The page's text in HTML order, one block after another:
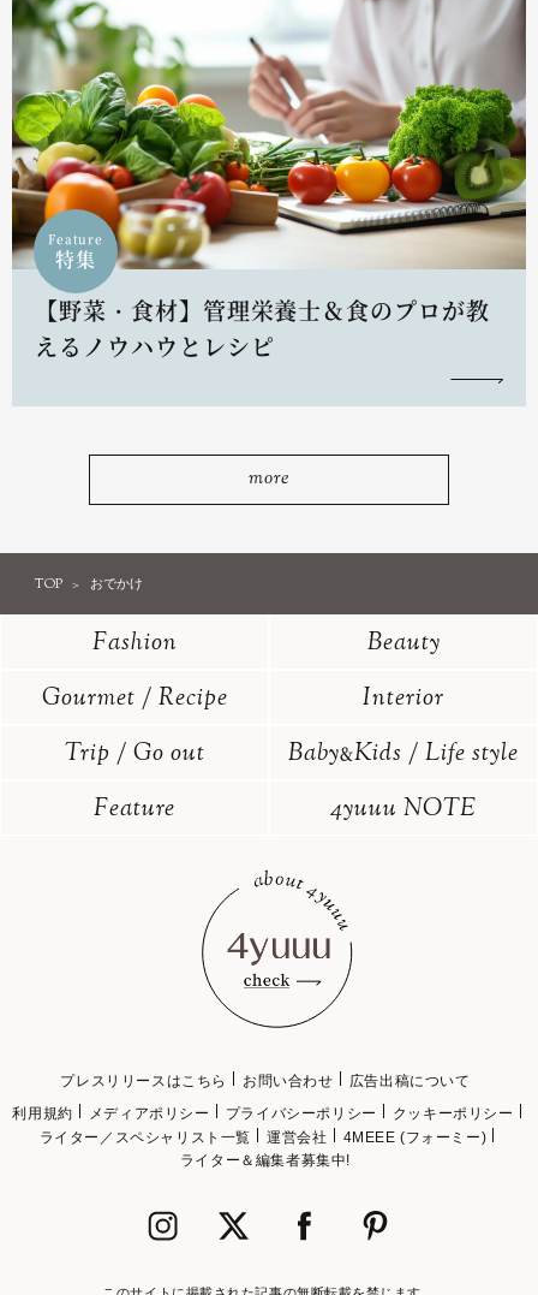
Feature
特集
【野菜・食材】管理栄養士＆食のプロが教
えるノウハウとレシピ
more
TOP おでかけ
Fashion
Beauty
Gourmet / Recipe
Interior
Trip / Go out
Baby&Kids / Life style
Feature
4yuuu NOTE
プレスリリースはこちら お問い合わせ
広告出稿について
利用規約
メディアポリシー プライバシーポリシー
クッキーポリシー
ライター／スペシャリスト一覧
運営会社
4MEEE (フォーミー)
ライター＆編集者募集中!